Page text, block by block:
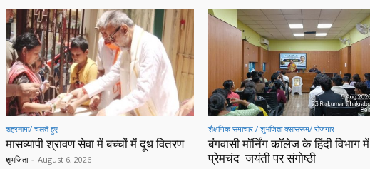
शहरनामा/ चलते हुए
मासव्यापी श्रावण सेवा में बच्चों में दूध वितरण
शुभजिता - August 6, 2026
शैक्षणिक समाचार / शुभजिता क्सासरूम/ रोजगार
बंगवासी मॉर्निंग कॉलेज के हिंदी विभाग में
प्रेमचंद जयंती पर संगोष्ठी